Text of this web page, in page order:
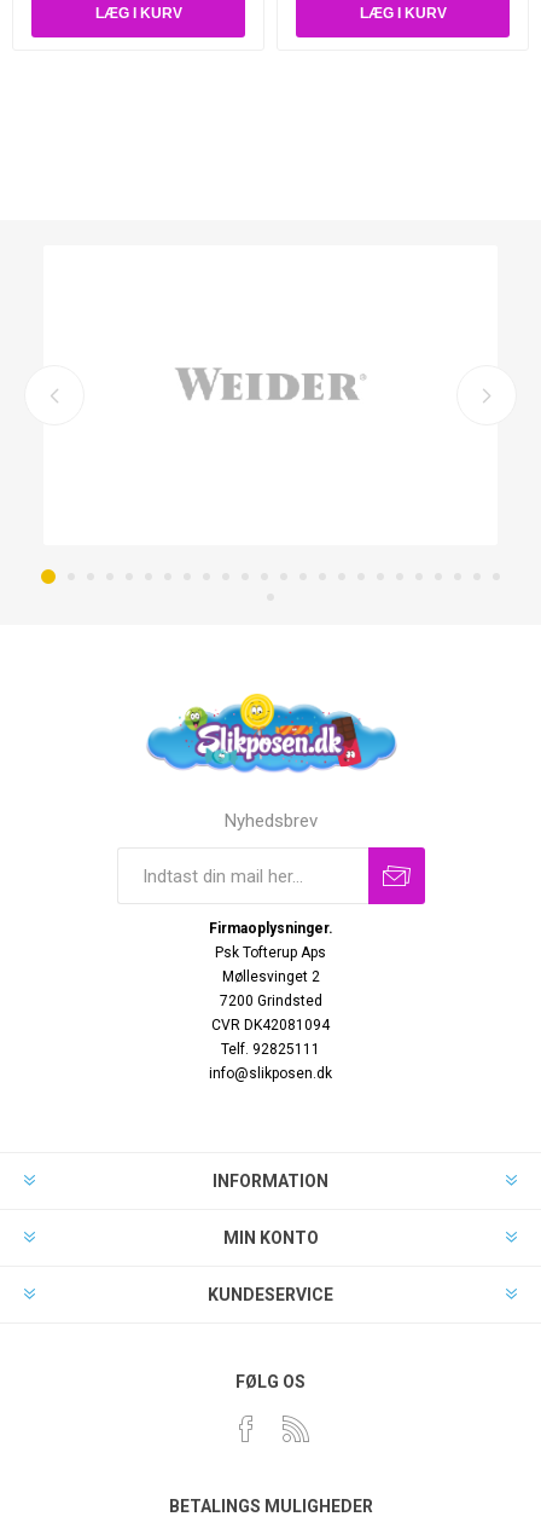
Nyhedsbrev
Firmaoplysninger.
Psk Tofterup Aps
Møllesvinget 2
7200 Grindsted
CVR DK42081094
Telf. 92825111
info@slikposen.dk
INFORMATION
MIN KONTO
KUNDESERVICE
FØLG OS
BETALINGS MULIGHEDER